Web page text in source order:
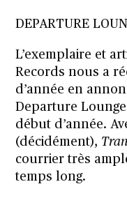
DEPARTURE
L’exemplaire et
Records nous a
d’année en
Departure
début d’année.
(décidément),
courrier très
temps long.